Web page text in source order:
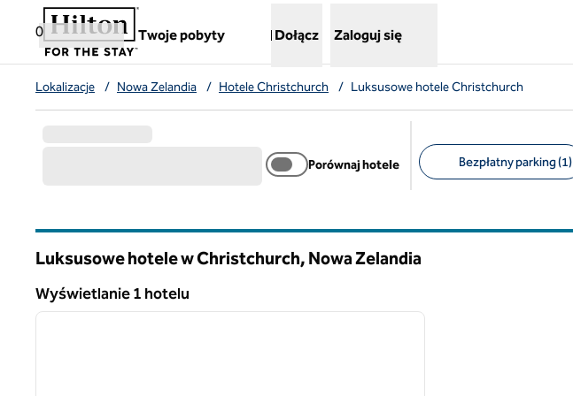
Przejdź do treści
0
Twoje pobyty
,otwiera nową kartę
Dołącz Zaloguj się
Lokalizacje / Nowa Zelandia / Hotele Christchurch / Luksusowe hotele Christchurch
Porównaj hotele Bezpłatny parking (1)
Luksusowe hotele w Christchurch, Nowa Zelandia
Wyświetlanie 1 hotelu
Wyświetlanie 1 hotelu
1 z 8
następny obraz